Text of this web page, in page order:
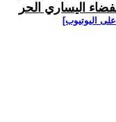
اليساري الحر
اليوتيوب]